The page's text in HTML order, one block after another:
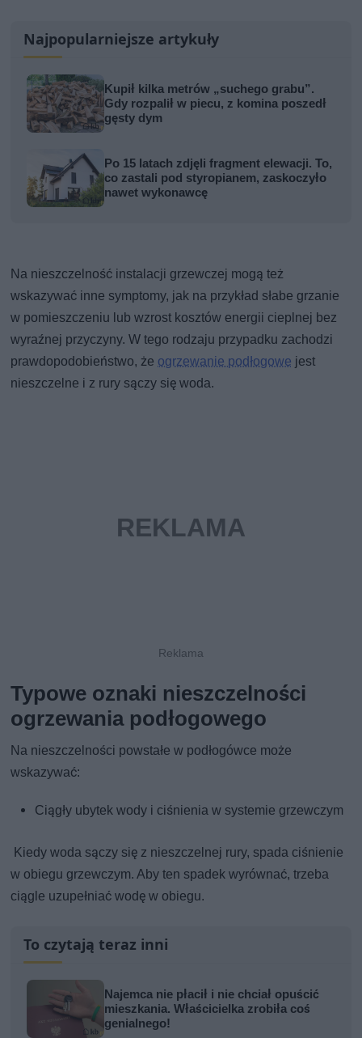
Najpopularniejsze artykuły
Kupił kilka metrów „suchego grabu”.
Gdy rozpalił w piecu, z komina poszedł
gęsty dym
Po 15 latach zdjęli fragment elewacji. To,
co zastali pod styropianem, zaskoczyło
nawet wykonawcę
Na nieszczelność instalacji grzewczej mogą też
wskazywać inne symptomy, jak na przykład słabe grzanie
w pomieszczeniu lub wzrost kosztów energii cieplnej bez
wyraźnej przyczyny. W tego rodzaju przypadku zachodzi
prawdopodobieństwo, że ogrzewanie podłogowe jest
nieszczelne i z rury sączy się woda.
Typowe oznaki nieszczelności
ogrzewania podłogowego
Na nieszczelności powstałe w podłogówce może
wskazywać:
Ciągły ubytek wody i ciśnienia w systemie grzewczym
Kiedy woda sączy się z nieszczelnej rury, spada ciśnienie
w obiegu grzewczym. Aby ten spadek wyrównać, trzeba
ciągle uzupełniać wodę w obiegu.
To czytają teraz inni
Najemca nie płacił i nie chciał opuścić
mieszkania. Właścicielka zrobiła coś
genialnego!